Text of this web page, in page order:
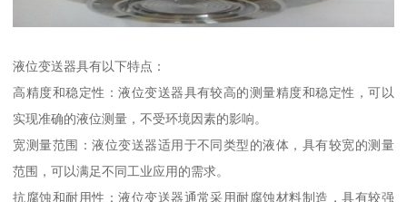
液位变送器具有以下特点：
高精度和稳定性：液位变送器具有较高的测量精度和稳定性，可以
实现准确的液位测量，不受环境因素的影响。
宽测量范围：液位变送器适用于不同类型的液体，具有较宽的测量
范围，可以满足不同工业应用的需求。
抗腐蚀和耐用性：液位变送器通常采用耐腐蚀材料制造，具有较强